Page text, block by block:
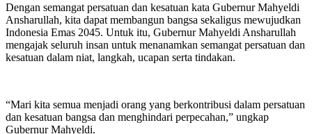
Dengan semangat persatuan dan kesatuan kata Gubernur Mahyeldi
Ansharullah, kita dapat membangun bangsa sekaligus mewujudkan
Indonesia Emas 2045. Untuk itu, Gubernur Mahyeldi Ansharullah
mengajak seluruh insan untuk menanamkan semangat persatuan dan
kesatuan dalam niat, langkah, ucapan serta tindakan.
“Mari kita semua menjadi orang yang berkontribusi dalam persatuan
dan kesatuan bangsa dan menghindari perpecahan,” ungkap
Gubernur Mahyeldi.